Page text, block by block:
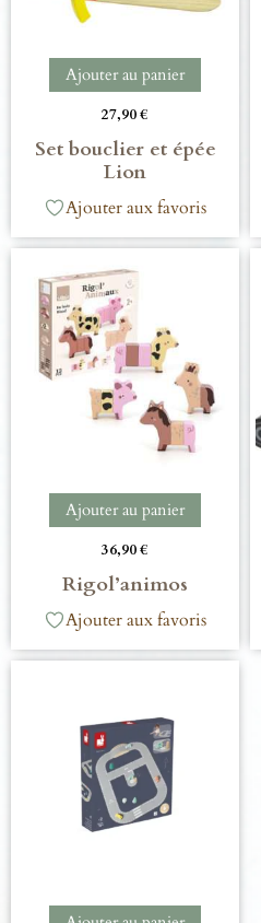
Ajouter au panier
27,90€
Set bouclier et épée
Lion
Ajouter aux favoris
Ajouter au panier
36,90€
Rigol’animos
Ajouter aux favoris